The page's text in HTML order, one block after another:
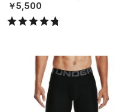
￥5,500